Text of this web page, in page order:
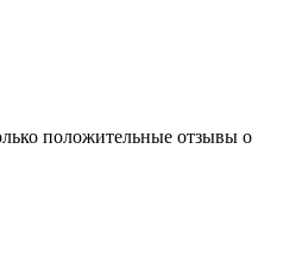
положительные отзывы о